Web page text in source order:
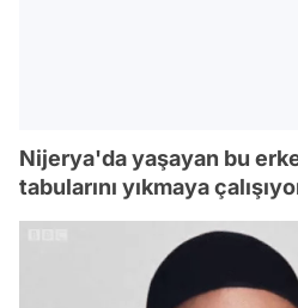
Nijerya'da yaşayan bu
tabularını yıkmaya